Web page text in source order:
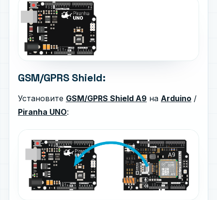
GSM/GPRS Shield:
Установите GSM/GPRS Shield A9 на Arduino /
Piranha UNO: